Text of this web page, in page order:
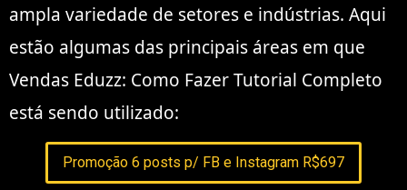
ampla variedade de setores e indústrias. Aqui
estão algumas das principais áreas em que
Vendas Eduzz: Como Fazer Tutorial Completo
está sendo utilizado:
Promoção 6 posts p/ FB e Instagram R$697